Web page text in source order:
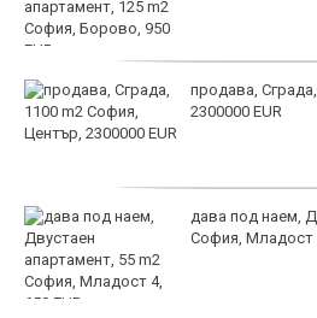
продава,
2300000 EUR
дава под наем,
София, Младост